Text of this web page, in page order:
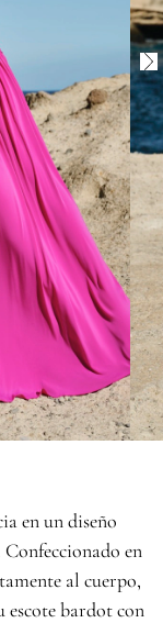
en un diseño
en
al cuerpo,
escote bardot con